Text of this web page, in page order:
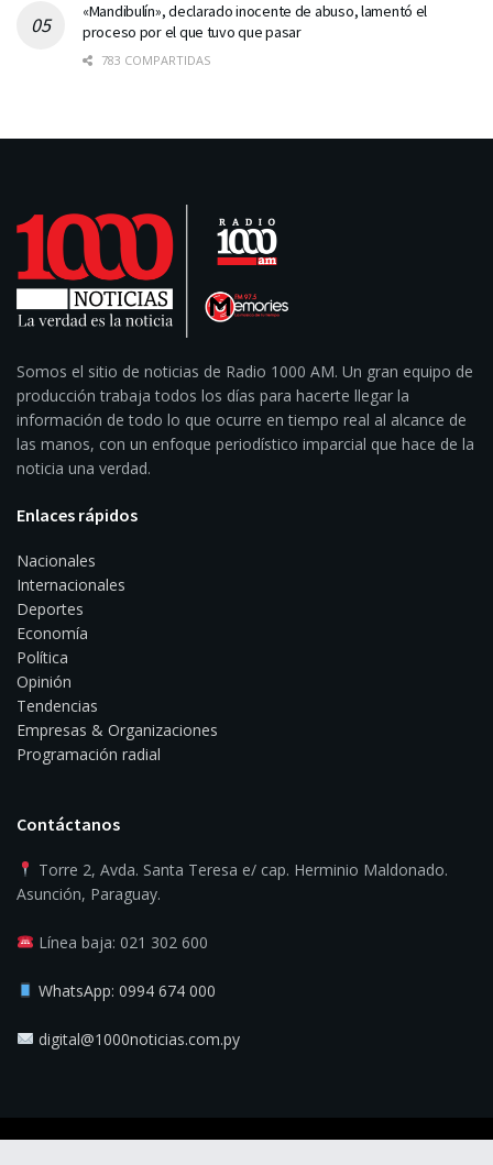
«Mandibulín», declarado inocente de abuso, lamentó el
proceso por el que tuvo que pasar
783 COMPARTIDAS
Somos el sitio de noticias de Radio 1000 AM. Un gran equipo de
producción trabaja todos los días para hacerte llegar la
información de todo lo que ocurre en tiempo real al alcance de
las manos, con un enfoque periodístico imparcial que hace de la
noticia una verdad.
Enlaces rápidos
Nacionales
Internacionales
Deportes
Economía
Política
Opinión
Tendencias
Empresas & Organizaciones
Programación radial
Contáctanos
Torre 2, Avda. Santa Teresa e/ cap. Herminio Maldonado.
Asunción, Paraguay.
Línea baja: 021 302 600
WhatsApp: 0994 674 000
digital@1000noticias.com.py